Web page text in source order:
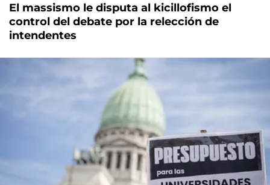
El massismo le disputa al kicillofismo el
control del debate por la relección de
intendentes